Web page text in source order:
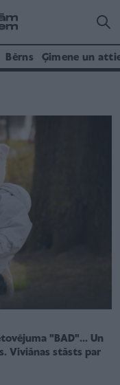
Bērns Ģimene un
"BAD"... Un
Viviānas stāsts par